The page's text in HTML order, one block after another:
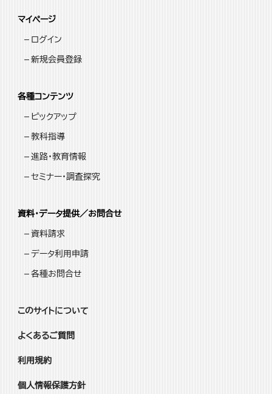
マイページ
ログイン
新規会員登録
各種コンテンツ
ピックアップ
教科指導
進路・教育情報
セミナー・調査探究
資料・データ提供／お問合せ
資料請求
データ利用申請
各種お問合せ
このサイトについて
よくあるご質問
利用規約
個人情報保護方針